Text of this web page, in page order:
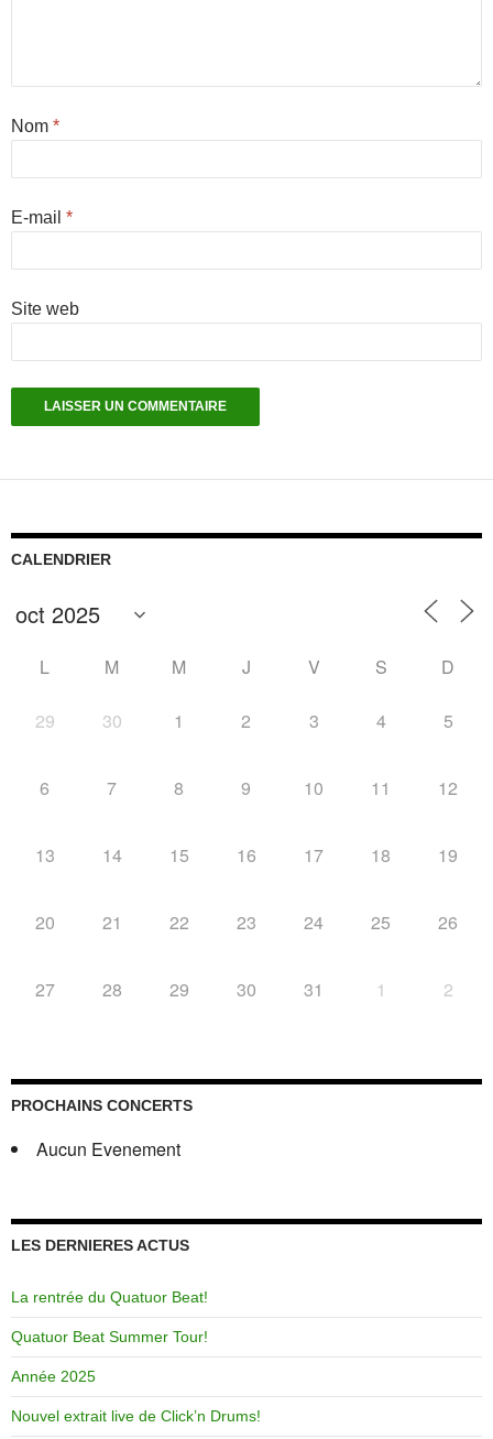
Nom *
E-mail *
Site web
CALENDRIER
L M M J V S D
29 30 1 2 3 4 5
6 7 8 9 10 11 12
13 14 15 16 17 18 19
20 21 22 23 24 25 26
27 28 29 30 31 1 2
PROCHAINS CONCERTS
Aucun Evenement
LES DERNIERES ACTUS
La rentrée du Quatuor Beat!
Quatuor Beat Summer Tour!
Année 2025
Nouvel extrait live de Click’n Drums!